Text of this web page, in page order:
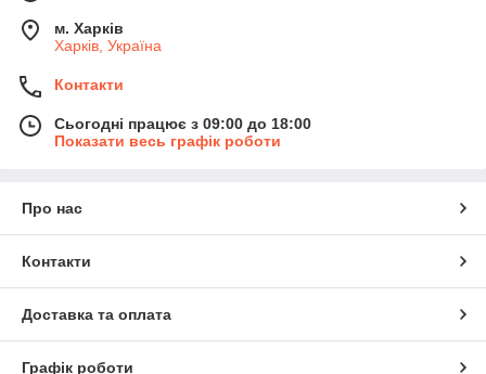
м. Харків
Харків, Україна
Контакти
Сьогодні працює з 09:00 до 18:00
Показати весь графік роботи
Про нас
Контакти
Доставка та оплата
Графік роботи